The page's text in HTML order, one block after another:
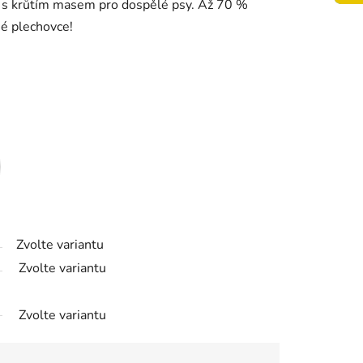
krůtím masem pro dospělé psy. Až 70 %
plechovce!
Zvolte variantu
Zvolte variantu
Zvolte variantu